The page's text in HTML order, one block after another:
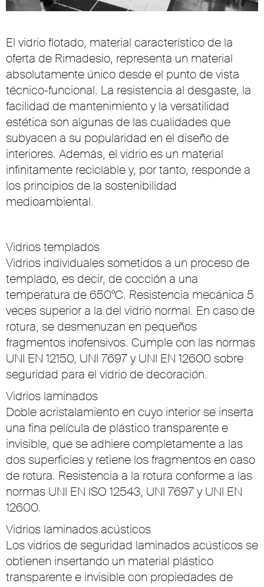
Mute Settings
El vidrio flotado, material característico de la
oferta de Rimadesio, representa un material
absolutamente único desde el punto de vista
técnico-funcional. La resistencia al desgaste, la
facilidad de mantenimiento y la versatilidad
estética son algunas de las cualidades que
subyacen a su popularidad en el diseño de
interiores. Además, el vidrio es un material
infinitamente reciclable y, por tanto, responde a
los principios de la sostenibilidad
medioambiental.
Vidrios templados
Vidrios individuales sometidos a un proceso de
templado, es decir, de cocción a una
temperatura de 650°C. Resistencia mecánica 5
veces superior a la del vidrio normal. En caso de
rotura, se desmenuzan en pequeños
fragmentos inofensivos. Cumple con las normas
UNI EN 12150, UNI 7697 y UNI EN 12600 sobre
seguridad para el vidrio de decoración.
Vidrios laminados
Doble acristalamiento en cuyo interior se inserta
una fina película de plástico transparente e
invisible, que se adhiere completamente a las
dos superficies y retiene los fragmentos en caso
de rotura. Resistencia a la rotura conforme a las
normas UNI EN ISO 12543, UNI 7697 y UNI EN
12600.
Vidrios laminados acústicos
Los vidrios de seguridad laminados acústicos se
obtienen insertando un material plástico
transparente e invisible con propiedades de